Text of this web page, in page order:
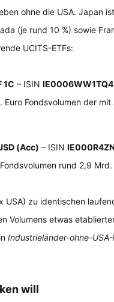
ohne die USA. Japan
(je rund 10 %) sowie
UCITS-ETFs:
1C – ISIN IE0006WW1TQ4
Fondsvolumen der
(Acc) – ISIN
rund 2,9 Mrd.
USA) zu identischen
Volumens etwas
Industrieländer-ohne-USA-
will